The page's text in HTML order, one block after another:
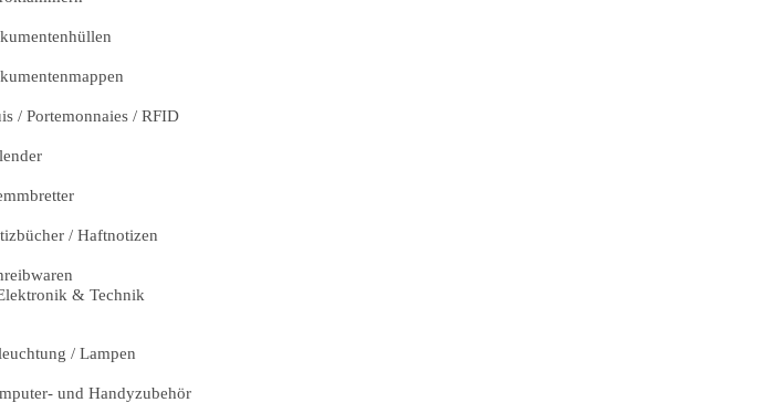
/ Portemonnaies / RFID
/ Haftnotizen
& Technik
/ Lampen
und Handyzubehör